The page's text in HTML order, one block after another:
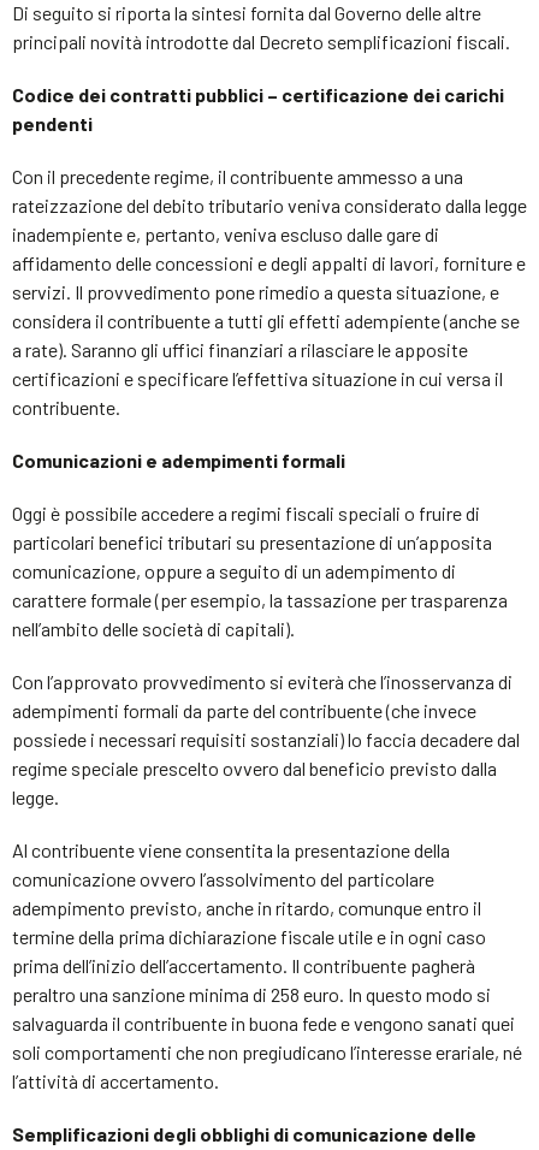
Di seguito si riporta la sintesi fornita dal Governo delle altre
principali novità introdotte dal Decreto semplificazioni fiscali.
Codice dei contratti pubblici – certificazione dei carichi
pendenti
Con il precedente regime, il contribuente ammesso a una
rateizzazione del debito tributario veniva considerato dalla legge
inadempiente e, pertanto, veniva escluso dalle gare di
affidamento delle concessioni e degli appalti di lavori, forniture e
servizi. Il provvedimento pone rimedio a questa situazione, e
considera il contribuente a tutti gli effetti adempiente (anche se
a rate). Saranno gli uffici finanziari a rilasciare le apposite
certificazioni e specificare l’effettiva situazione in cui versa il
contribuente.
Comunicazioni e adempimenti formali
Oggi è possibile accedere a regimi fiscali speciali o fruire di
particolari benefici tributari su presentazione di un’apposita
comunicazione, oppure a seguito di un adempimento di
carattere formale (per esempio, la tassazione per trasparenza
nell’ambito delle società di capitali).
Con l’approvato provvedimento si eviterà che l’inosservanza di
adempimenti formali da parte del contribuente (che invece
possiede i necessari requisiti sostanziali) lo faccia decadere dal
regime speciale prescelto ovvero dal beneficio previsto dalla
legge.
Al contribuente viene consentita la presentazione della
comunicazione ovvero l’assolvimento del particolare
adempimento previsto, anche in ritardo, comunque entro il
termine della prima dichiarazione fiscale utile e in ogni caso
prima dell’inizio dell’accertamento. Il contribuente pagherà
peraltro una sanzione minima di 258 euro. In questo modo si
salvaguarda il contribuente in buona fede e vengono sanati quei
soli comportamenti che non pregiudicano l’interesse erariale, né
l’attività di accertamento.
Semplificazioni degli obblighi di comunicazione delle